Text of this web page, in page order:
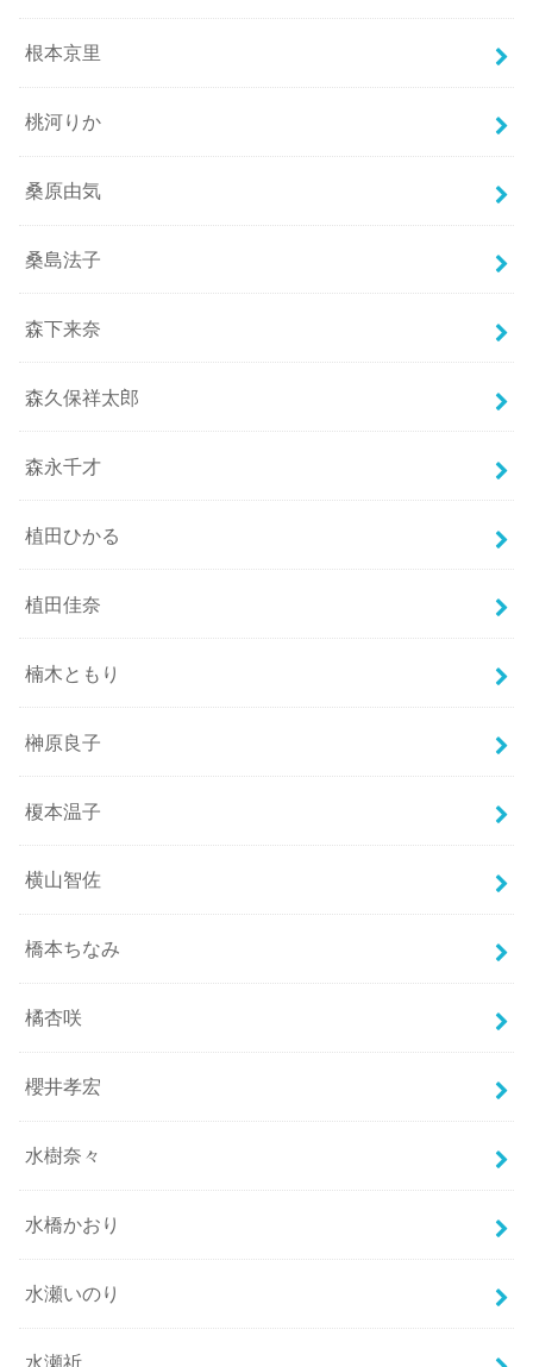
根本京里
桃河りか
桑原由気
桑島法子
森下来奈
森久保祥太郎
森永千才
植田ひかる
植田佳奈
楠木ともり
榊原良子
榎本温子
横山智佐
橋本ちなみ
橘杏咲
櫻井孝宏
水樹奈々
水橋かおり
水瀬いのり
水瀬祈